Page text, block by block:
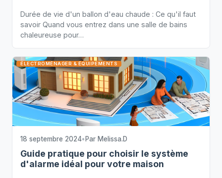
Durée de vie d'un ballon d'eau chaude : Ce qu'il faut
savoir Quand vous entrez dans une salle de bains
chaleureuse pour…
ÉLECTROMÉNAGER & ÉQUIPEMENTS
18 septembre 2024•Par Melissa.D
Guide pratique pour choisir le système
d'alarme idéal pour votre maison